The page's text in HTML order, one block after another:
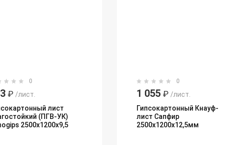
0
₽ /лист.
лист
(ПГВ-УК)
2500х1200х9,5
0
1 055 ₽ /лист.
Гипсокартонный Кнауф-
лист Сапфир
2500х1200х12,5мм